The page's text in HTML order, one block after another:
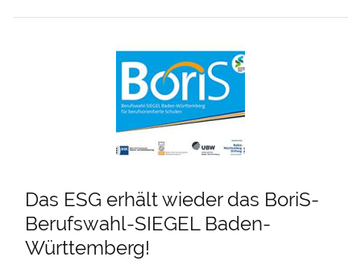
Das ESG erhält wieder das BoriS-
Berufswahl-SIEGEL Baden-
Württemberg!